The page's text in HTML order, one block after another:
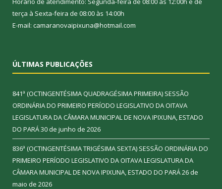
terça à Sexta-feira de 08:00 às 14:00h
E-mail: camaranovaipixuna@hotmail.com
ÚLTIMAS PUBLICAÇÕES
841ª (OCTINGENTÉSIMA QUADRAGÉSIMA PRIMEIRA) SESSÃO
ORDINÁRIA DO PRIMEIRO PERÍODO LEGISLATIVO DA OITAVA
LEGISLATURA DA CÂMARA MUNICIPAL DE NOVA IPIXUNA, ESTADO
DO PARÁ30 de junho de 2026
836ª (OCTINGENTÉSIMA TRIGÉSIMA SEXTA) SESSÃO ORDINÁRIA DO
PRIMEIRO PERÍODO LEGISLATIVO DA OITAVA LEGISLATURA DA
CÂMARA MUNICIPAL DE NOVA IPIXUNA, ESTADO DO PARÁ26 de
maio de 2026